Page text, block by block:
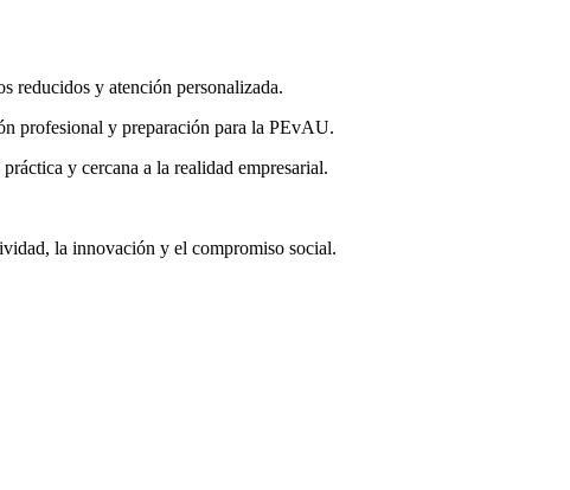
reducidos y atención personalizada.
profesional y preparación para la PEvAU.
y cercana a la realidad empresarial.
la innovación y el compromiso social.